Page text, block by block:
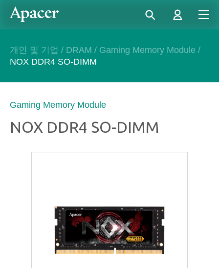
개인 및 기업 / DRAM / Gaming Memory Module /
NOX DDR4 SO-DIMM
Gaming Memory Module
NOX DDR4 SO-DIMM